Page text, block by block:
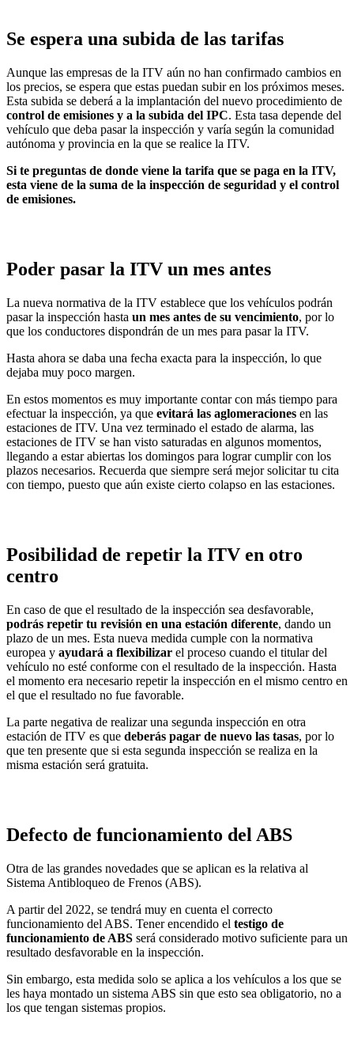
Se espera una subida de las tarifas
Aunque las empresas de la ITV aún no han confirmado cambios en
los precios, se espera que estas puedan subir en los próximos meses.
Esta subida se deberá a la implantación del nuevo procedimiento de
control de emisiones y a la subida del IPC. Esta tasa depende del
vehículo que deba pasar la inspección y varía según la comunidad
autónoma y provincia en la que se realice la ITV.
Si te preguntas de donde viene la tarifa que se paga en la ITV,
esta viene de la suma de la inspección de seguridad y el control
de emisiones.
Poder pasar la ITV un mes antes
La nueva normativa de la ITV establece que los vehículos podrán
pasar la inspección hasta un mes antes de su vencimiento, por lo
que los conductores dispondrán de un mes para pasar la ITV.
Hasta ahora se daba una fecha exacta para la inspección, lo que
dejaba muy poco margen.
En estos momentos es muy importante contar con más tiempo para
efectuar la inspección, ya que evitará las aglomeraciones en las
estaciones de ITV. Una vez terminado el estado de alarma, las
estaciones de ITV se han visto saturadas en algunos momentos,
llegando a estar abiertas los domingos para lograr cumplir con los
plazos necesarios. Recuerda que siempre será mejor solicitar tu cita
con tiempo, puesto que aún existe cierto colapso en las estaciones.
Posibilidad de repetir la ITV en otro
centro
En caso de que el resultado de la inspección sea desfavorable,
podrás repetir tu revisión en una estación diferente, dando un
plazo de un mes. Esta nueva medida cumple con la normativa
europea y ayudará a flexibilizar el proceso cuando el titular del
vehículo no esté conforme con el resultado de la inspección. Hasta
el momento era necesario repetir la inspección en el mismo centro en
el que el resultado no fue favorable.
La parte negativa de realizar una segunda inspección en otra
estación de ITV es que deberás pagar de nuevo las tasas, por lo
que ten presente que si esta segunda inspección se realiza en la
misma estación será gratuita.
Defecto de funcionamiento del ABS
Otra de las grandes novedades que se aplican es la relativa al
Sistema Antibloqueo de Frenos (ABS).
A partir del 2022, se tendrá muy en cuenta el correcto
funcionamiento del ABS. Tener encendido el testigo de
funcionamiento de ABS será considerado motivo suficiente para un
resultado desfavorable en la inspección.
Sin embargo, esta medida solo se aplica a los vehículos a los que se
les haya montado un sistema ABS sin que esto sea obligatorio, no a
los que tengan sistemas propios.